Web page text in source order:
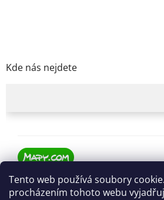
Tento web používá soubory
procházením tohoto webu
Kde nás nejdete